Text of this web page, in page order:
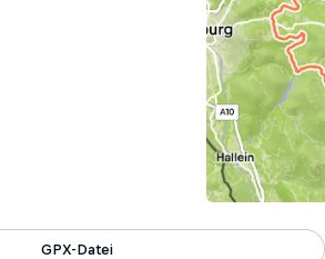
GPX-Datei